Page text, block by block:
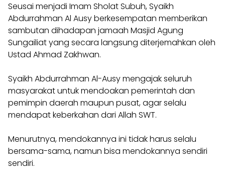
Seusai menjadi Imam Sholat Subuh, Syaikh
Abdurrahman Al Ausy berkesempatan memberikan
sambutan dihadapan jamaah Masjid Agung
Sungailiat yang secara langsung diterjemahkan oleh
Ustad Ahmad Zakhwan.
Syaikh Abdurrahman Al-Ausy mengajak seluruh
masyarakat untuk mendoakan pemerintah dan
pemimpin daerah maupun pusat, agar selalu
mendapat keberkahan dari Allah SWT.
Menurutnya, mendokannya ini tidak harus selalu
bersama-sama, namun bisa mendokannya sendiri
sendiri.